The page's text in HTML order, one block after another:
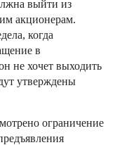
выйти из
акционерам.
когда
в
не хочет выходить
утверждены
ограничение